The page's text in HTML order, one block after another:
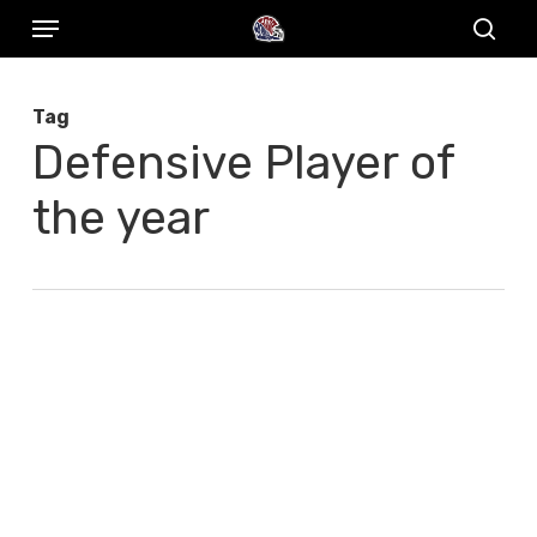
Skip
content
Menu
Tag
Defensive Player of
the year